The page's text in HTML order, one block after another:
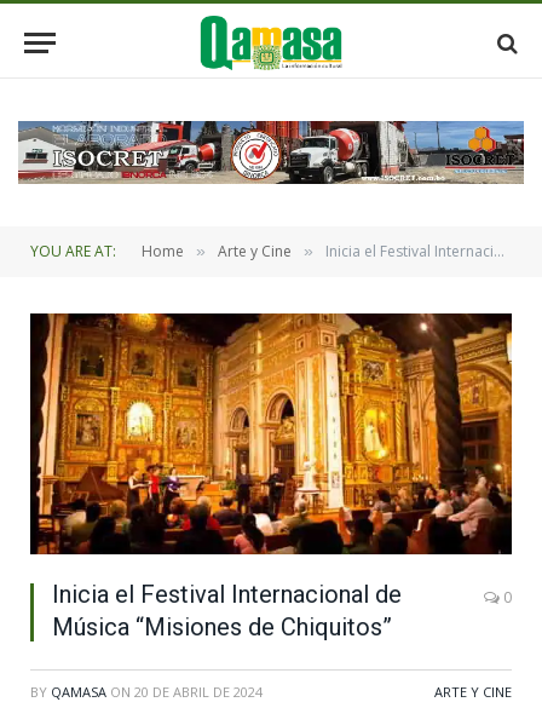
YOU ARE AT: Home » Arte y Cine » Inicia el Festival Internacional de Música “Misiones de Chiquitos”
Inicia el Festival Internacional de
Música “Misiones de Chiquitos”
0
BY QAMASA ON 20 DE ABRIL DE 2024 ARTE Y CINE